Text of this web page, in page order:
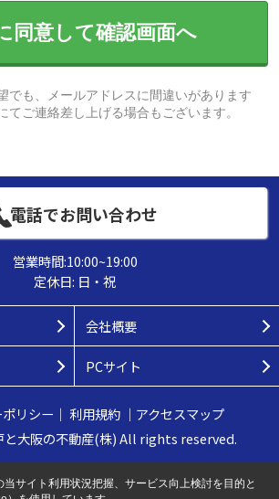
同意して確認画面へ
でも、メールアドレスに間違いがあります
てご連絡差し上げる場合もございます。
電話でお問い合わせ
営業時間:10:00~19:00
定休日: 日・祝
会社概要
PCサイト
リシー ｜ 利用規約｜ アクセスマップ
大阪の不動産(株) All rights reserved.
サイト利用状況把握、サービス向上検討を目的と